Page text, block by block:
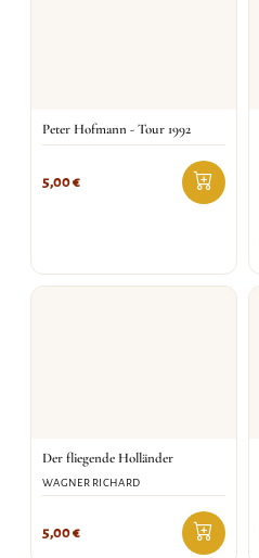
Peter Hofmann - Tour 1992
5,00€
Der fliegende Holländer
WAGNER RICHARD
5,00€